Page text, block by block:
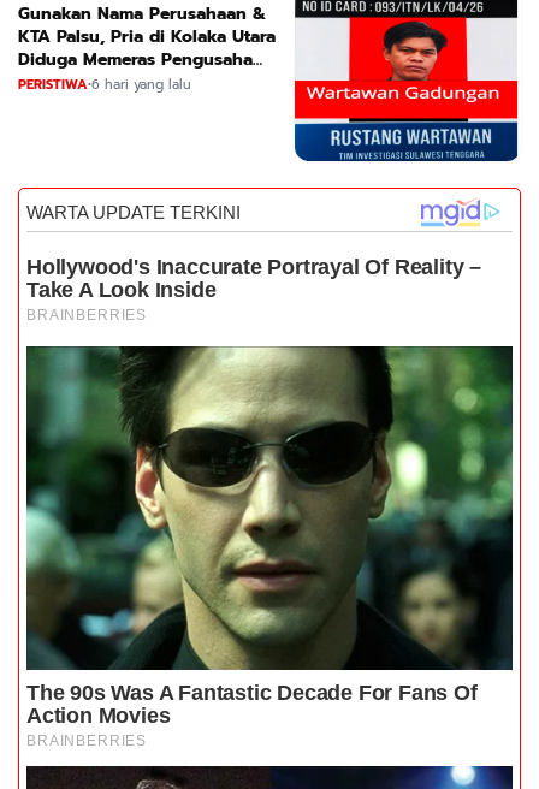
Gunakan Nama Perusahaan &
KTA Palsu, Pria di Kolaka Utara
Diduga Memeras Pengusaha
Tambang dan Minyak
PERISTIWA•6 hari yang lalu